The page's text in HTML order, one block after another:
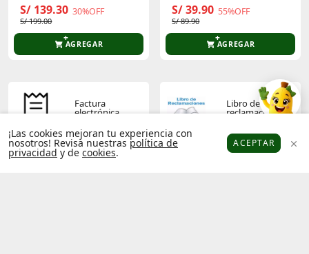
S/ 139.30 30%OFF
S/ 199.00
AGREGAR
S/ 39.90 55%OFF
S/ 89.90
AGREGAR
Factura
electrónica
Libro de
reclamaciones
Platanitos Favoritos
¡Las cookies mejoran tu experiencia con
nosotros! Revisa nuestras política de
privacidad y de cookies.
ACEPTAR